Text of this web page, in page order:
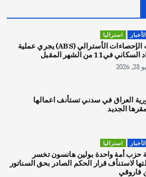
اصبح بطلاً لأستراليا بلعبة كمال الاجسام
يوليو 30, 2026
يوليو 30, 2026
المقبل
يوليو 28, 2026
استراليا
مكتب الإحصاءات الأسترالي (ABS) يجري عملية
في11 من الشهر المقبل
العراق في سدني تستأنف اعمالها
الجديد
استراليا
حزب أمة واحدة بولين هانسون تخسر
لاستنأف قرار الحكم الصادر بحق السناتور
فاروقي